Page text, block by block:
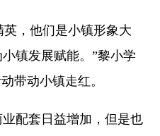
，他们是小镇形象大
镇发展赋能。”黎小学
带动小镇走红。
配套日益增加，但是也